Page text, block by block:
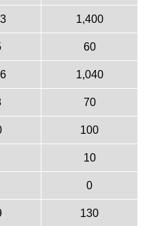
1,400
60
1,040
70
100
10
0
130